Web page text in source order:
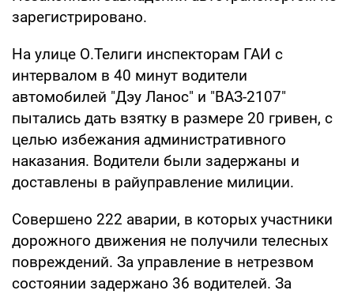
зарегистрировано.
На улице О.Телиги инспекторам ГАИ с
интервалом в 40 минут водители
автомобилей "Дэу Ланос" и "ВАЗ-2107"
пытались дать взятку в размере 20 гривен, с
целью избежания административного
наказания. Водители были задержаны и
доставлены в райуправление милиции.
Совершено 222 аварии, в которых участники
дорожного движения не получили телесных
повреждений. За управление в нетрезвом
состоянии задержано 36 водителей. За